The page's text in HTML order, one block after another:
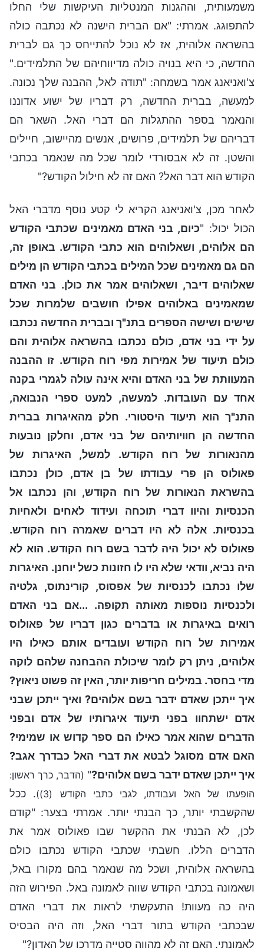
משמעותית, וההגנות המנטליות העיקשות שלי החלו
להתפוגג. אמרתי: "אם הברית הישנה לא נכתבה כולה
בהשראה אלוהית, אז לא נוכל להתייחס כך גם לברית
החדשה, כי היא בנויה כולה מדיווחיהם של התלמידים."
צ'ואניאנג אמר בשמחה: "תודה לאל, ההבנה שלך נכונה.
למעשה, בברית החדשה, רק דבריו של ישוע אדוננו
והנאמר בספר ההתגלות הם דברי האל. השאר הם
דבריהם של תלמידים, פרושים, אנשים מהיישוב, חיילים
והשטן. זה לא אבסורדי לומר שכל מה שנאמר בכתבי
הקודש הוא דבר האל? האם זה לא חילול הקודש?"
לאחר מכן, צ'ואניאנג הקריא לי קטע נוסף מדברי האל
הכול יכול: "כיום, בני האדם מאמינים שכתבי הקודש
הם אלוהים, ושאלוהים הוא כתבי הקודש. באופן זה,
הם גם מאמינים שכל המילים בכתבי הקודש הן מילים
שאלוהים דיבר, ושאלוהים אמר את כולן. בני האדם
שמאמינים באלוהים אפילו חושבים שלמרות שכל
שישים ושישה הספרים בתנ"ך ובברית החדשה נכתבו
על ידי בני אדם, כולם נכתבו בהשראה אלוהית והם
כולם תיעוד של אמירות מפי רוח הקודש. זו ההבנה
המעוותת של בני האדם והיא אינה עולה לגמרי בקנה
אחד עם העובדות. למעשה, למעט ספרי הנבואה,
התנ"ך הוא תיעוד היסטורי. חלק מהאיגרות בברית
החדשה הן חוויותיהם של בני אדם, וחלקן נובעות
מהנאורות של רוח הקודש. למשל, האיגרות של
פאולוס הן פרי עבודתו של בן אדם, כולן נכתבו
בהשראת הנאורות של רוח הקודש, והן נכתבו אל
הכנסיות והיוו דברי תוכחה ועידוד לאחים ולאחיות
בכנסיות. אלה לא היו דברים שאמרה רוח הקודש.
פאולוס לא יכול היה לדבר בשם רוח הקודש. הוא לא
היה נביא, וודאי שלא היו לו חזונות כשל יוחנן. האיגרות
שלו נכתבו לכנסיות של אפסוס, קורינתוס, גלטיה
ולכנסיות נוספות מאותה תקופה. ...אם בני האדם
רואים באיגרות או בדברים כגון דבריו של פאולוס
אמירות של רוח הקודש ועובדים אותם כאילו היו
אלוהים, ניתן רק לומר שיכולת ההבחנה שלהם לוקה
מדי בחסר. במילים חריפות יותר, האין זה פשוט ניאוץ?
איך ייתכן שאדם ידבר בשם אלוהים? ואיך ייתכן שבני
אדם ישתחוו בפני תיעוד איגרותיו של אדם ובפני
הדברים שהוא אמר כאילו הם ספר קדוש או שמימי?
האם אדם מסוגל לבטא את דברי האל כבדרך אגב?
איך ייתכן שאדם ידבר בשם אלוהים?" (הדבר, כרך ראשון:
הופעתו של האל ועבודתו, לגבי כתבי הקודש (3))
. ככל
שהקשבתי יותר, כך הבנתי יותר. אמרתי בצער: "קודם
לכן, לא הבנתי את ההקשר שבו פאולוס אמר את
הדברים הללו. חשבתי שכתבי הקודש נכתבו כולם
בהשראה אלוהית, ושכל מה שנאמר בהם מקורו באל,
ושאמונה בכתבי הקודש שווה לאמונה באל. הפירוש הזה
היה כה מעוות! התעקשתי לראות את דברי האדם
שבכתבי הקודש בתור דברי האל, וזה היה הבסיס
לאמונתי. האם זה לא מהווה סטייה מדרכו של האדון?"